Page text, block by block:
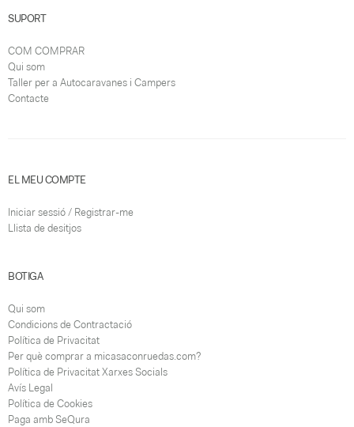
SUPORT
COM COMPRAR
Qui som
Taller per a Autocaravanes i Campers
Contacte
EL MEU COMPTE
Iniciar sessió / Registrar-me
Llista de desitjos
BOTIGA
Qui som
Condicions de Contractació
Política de Privacitat
Per què comprar a micasaconruedas.com?
Política de Privacitat Xarxes Socials
Avís Legal
Política de Cookies
Paga amb SeQura